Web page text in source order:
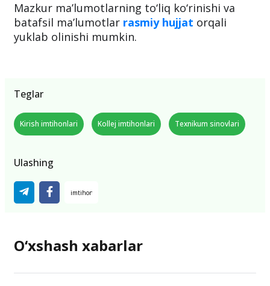
Mazkur ma’lumotlarning to‘liq ko‘rinishi va
batafsil ma’lumotlar rasmiy hujjat orqali
yuklab olinishi mumkin.
Teglar
Kirish imtihonlari Kollej imtihonlari Texnikum sinovlari
Ulashing
O‘xshash xabarlar